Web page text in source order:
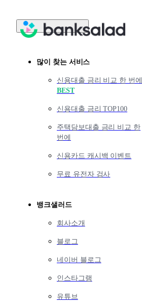
많이 찾는 서비스
신용대출 금리 비교 한 번에
BEST
신용대출 금리 TOP100
주택담보대출 금리 비교 한
번에
신용카드 캐시백 이벤트
무료 유전자 검사
뱅크샐러드
회사소개
블로그
네이버 블로그
인스타그램
유튜브